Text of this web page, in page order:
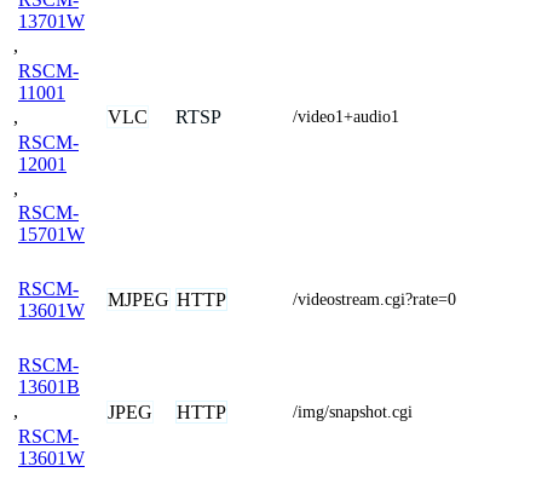
13701W
,
RSCM-
11001
,
RSCM-
12001
,
RSCM-
15701W
VLC RTSP /video1+audio1
RSCM-
13601W
MJPEG HTTP /videostream.cgi?rate=0
RSCM-
13601B
,
RSCM-
13601W
JPEG HTTP /img/snapshot.cgi